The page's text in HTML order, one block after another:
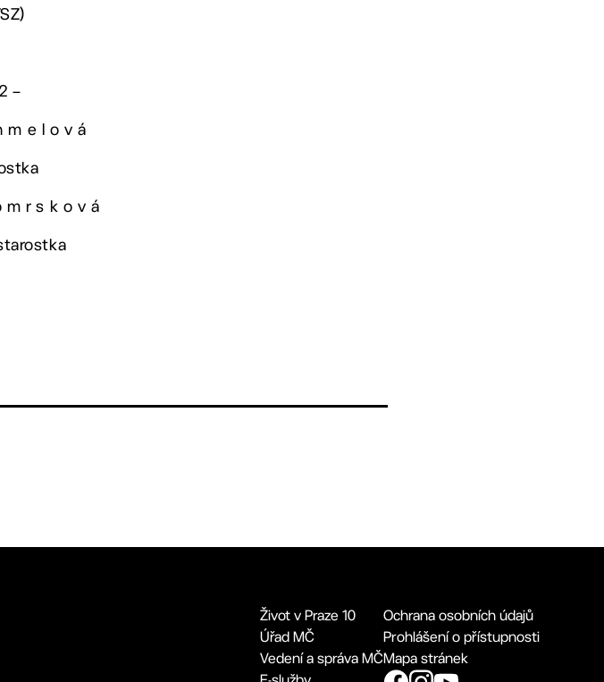
–
m e l o v á
m r s k o v á
Život v Praze 10
Úřad MČ
Vedení a správa MČ
Ochrana osobních údajů
Prohlášení o přístupnosti
Mapa stránek